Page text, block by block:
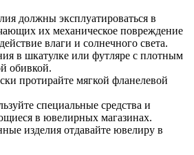
должны эксплуатироваться в
их механическое повреждение
влаги и солнечного света.
в шкатулке или футляре с плотным
обивкой.
протирайте мягкой фланелевой
специальные средства и
в ювелирных магазинах.
изделия отдавайте ювелиру в